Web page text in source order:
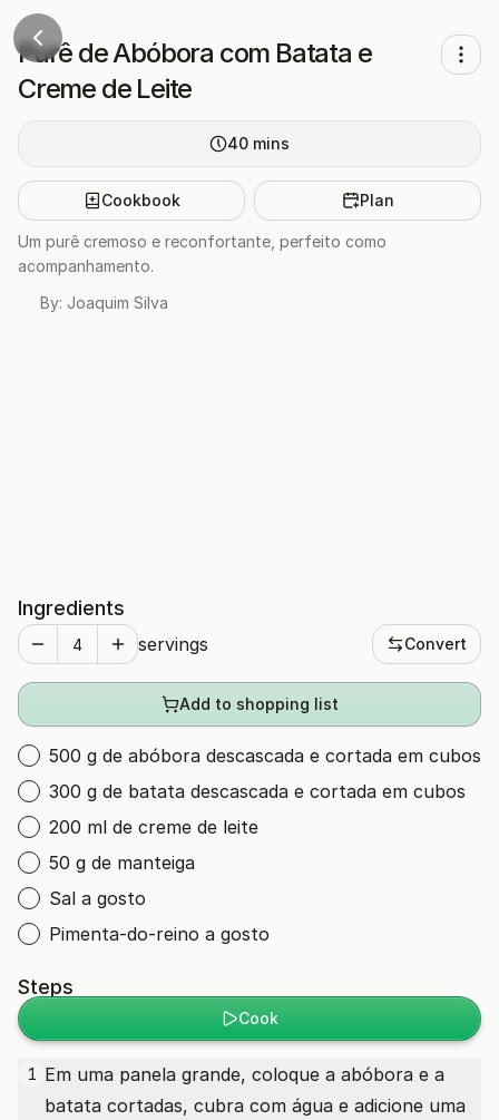
Purê de Abóbora com Batata e
Creme de Leite
40 mins
Cookbook Plan
Um purê cremoso e reconfortante, perfeito como
acompanhamento.
By: Joaquim Silva
Ingredients
servings Convert
Add to shopping list
500 g de abóbora descascada e cortada em cubos
300 g de batata descascada e cortada em cubos
200 ml de creme de leite
50 g de manteiga
Sal a gosto
Pimenta-do-reino a gosto
Steps
Cook
1 Em uma panela grande, coloque a abóbora e a
batata cortadas, cubra com água e adicione uma